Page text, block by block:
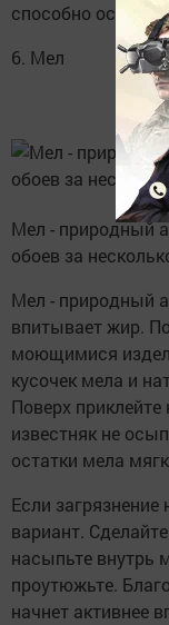
способно
6. Мел
Мел - природный
обоев за
Мел - природный
впитывает жир.
моющимися
кусочек мела и
Поверх
известняк не
остатки мела
Если загрязнение
вариант.
насыпьте внутрь
проутюжьте.
начнет активнее